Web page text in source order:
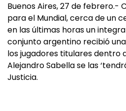
Buenos Aires, 27 de febrero.-
para el Mundial, cerca de un
en las últimas horas un
conjunto argentino recibió
los jugadores titulares dentro
Alejandro Sabella se las
Justicia.